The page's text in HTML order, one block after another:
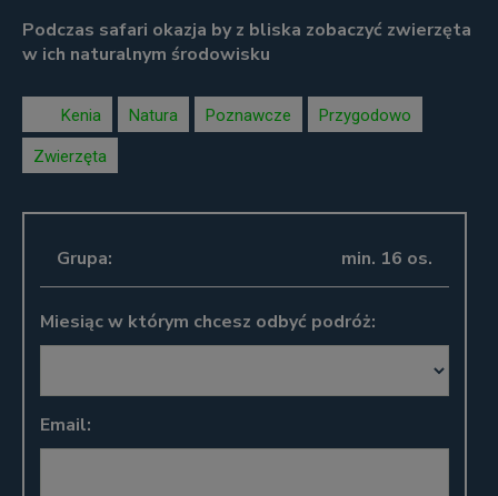
Podczas safari okazja by z bliska zobaczyć zwierzęta
w ich naturalnym środowisku
Kenia Natura Poznawcze Przygodowo
Zwierzęta
Grupa: min. 16 os.
Miesiąc w którym chcesz odbyć podróż:
Email: